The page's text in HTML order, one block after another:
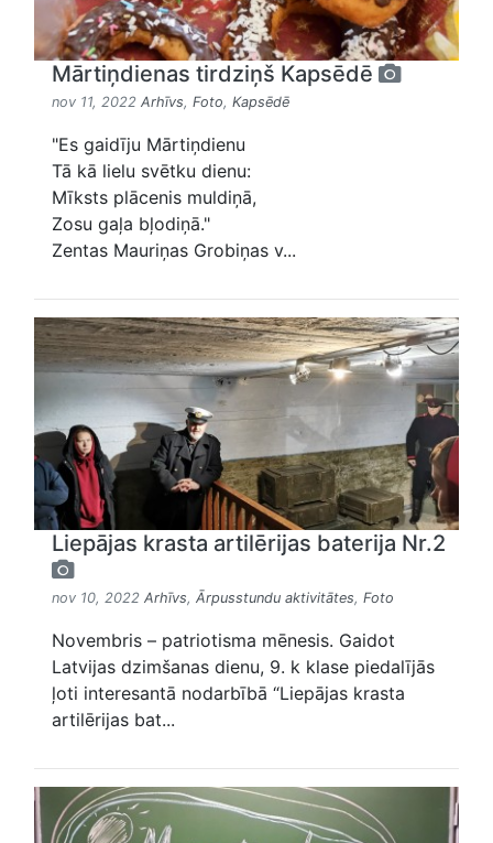
Mārtiņdienas tirdziņš Kapsēdē
nov 11, 2022 Arhīvs, Foto, Kapsēdē
"Es gaidīju Mārtiņdienu
Tā kā lielu svētku dienu:
Mīksts plācenis muldiņā,
Zosu gaļa bļodiņā."
Zentas Mauriņas Grobiņas v...
Liepājas krasta artilērijas baterija Nr.2
nov 10, 2022 Arhīvs, Ārpusstundu aktivitātes, Foto
Novembris – patriotisma mēnesis. Gaidot
Latvijas dzimšanas dienu, 9. k klase piedalījās
ļoti interesantā nodarbībā “Liepājas krasta
artilērijas bat...